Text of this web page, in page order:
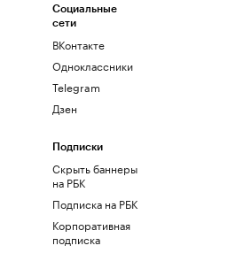
Социальные
сети
ВКонтакте
Одноклассники
Telegram
Дзен
Подписки
Скрыть баннеры
на РБК
Подписка на РБК
Корпоративная
подписка